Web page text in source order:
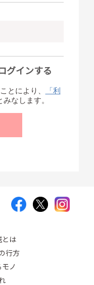
グインする
とにより、
「利
なします。
とは
行方
ノ